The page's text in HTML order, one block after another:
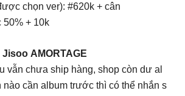
chọn ver): #620k + cân
50% + 10k
AMORTAGE
vẫn chưa ship hàng, shop còn dư al
nào cần album trước thì có thể nhắn s